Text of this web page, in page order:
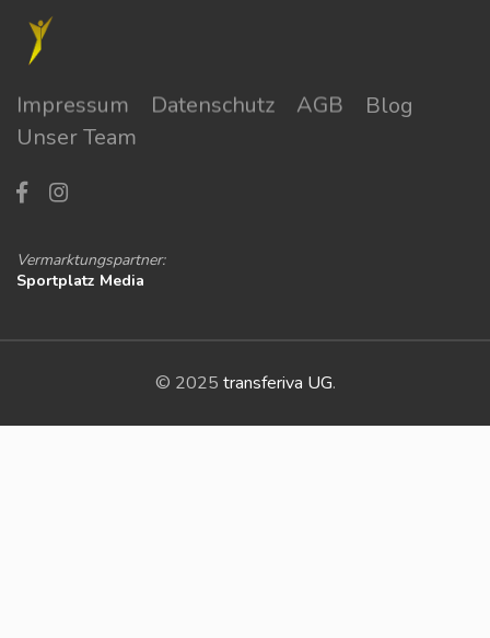
Impressum Datenschutz AGB
Blog
Unser Team
Vermarktungspartner:
Sportplatz Media
© 2025 transferiva UG.